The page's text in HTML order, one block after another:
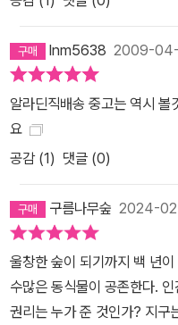
lnm5638 2009-
알라딘직배송 중고는 역시 볼
요
공감 (1) 댓글 (0)
구름나무숲 2024-
울창한 숲이 되기까지 백 년
수많은 동식물이 공존한다.
권리는 누가 준 것인가? 지구